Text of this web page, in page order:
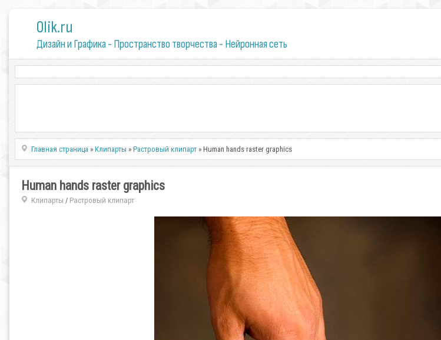
0lik.ru
Дизайн и Графика - Пространство творчества - Нейронная сеть
Главная страница »Клипарты »Растровый клипарт » Human hands raster graphics
Human hands raster graphics
Клипарты / Растровый клипарт